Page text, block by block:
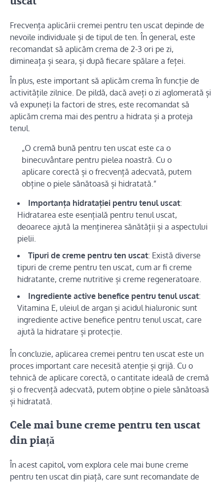
Frecvența aplicării cremei pentru ten uscat depinde de
nevoile individuale și de tipul de ten. În general, este
recomandat să aplicăm crema de 2-3 ori pe zi,
dimineața și seara, și după fiecare spălare a feței.
În plus, este important să aplicăm crema în funcție de
activitățile zilnice. De pildă, dacă aveți o zi aglomerată și
vă expuneți la factori de stres, este recomandat să
aplicăm crema mai des pentru a hidrata și a proteja
tenul.
„O cremă bună pentru ten uscat este ca o
binecuvântare pentru pielea noastră. Cu o
aplicare corectă și o frecvență adecvată, putem
obține o piele sănătoasă și hidratată.”
Importanța hidratației pentru tenul uscat:
Hidratarea este esențială pentru tenul uscat,
deoarece ajută la menținerea sănătății și a aspectului
pielii.
Tipuri de creme pentru ten uscat: Există diverse
tipuri de creme pentru ten uscat, cum ar fi creme
hidratante, creme nutritive și creme regeneratoare.
Ingrediente active benefice pentru tenul uscat:
Vitamina E, uleiul de argan și acidul hialuronic sunt
ingrediente active benefice pentru tenul uscat, care
ajută la hidratare și protecție.
În concluzie, aplicarea cremei pentru ten uscat este un
proces important care necesită atenție și grijă. Cu o
tehnică de aplicare corectă, o cantitate ideală de cremă
și o frecvență adecvată, putem obține o piele sănătoasă
și hidratată.
Cele mai bune creme pentru ten uscat
din piață
În acest capitol, vom explora cele mai bune creme
pentru ten uscat din piață, care sunt recomandate de